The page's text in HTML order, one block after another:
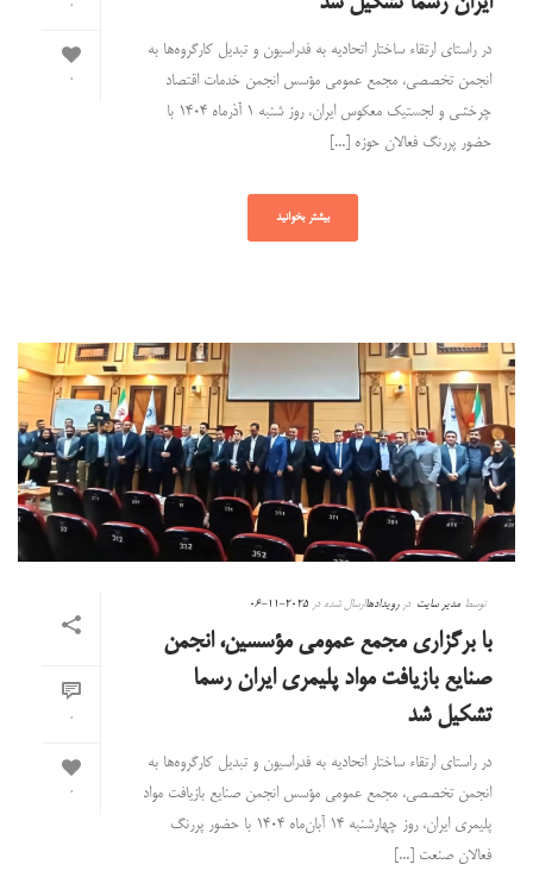
0
0
در راستای ارتقاء ساختار اتحادیه به فدراسیون و تبدیل کارگروه‌ها به
انجمن تخصصی، مجمع عمومی مؤسس انجمن خدمات اقتصاد
چرخشی و لجستیک معکوس ایران، روز شنبه ۱ آذرماه ۱۴۰۴ با
حضور پررنگ فعالان حوزه [...]
بیشتر بخوانید
0
0
توسط مدیر سایت دررویدادهاارسال شده در 2025-11-06
با برگزاری مجمع عمومی مؤسسین، انجمن
صنایع بازیافت مواد پلیمری ایران رسما
تشکیل شد
در راستای ارتقاء ساختار اتحادیه به فدراسیون و تبدیل کارگروه‌ها به
انجمن تخصصی، مجمع عمومی مؤسس انجمن صنایع بازیافت مواد
پلیمری ایران، روز چهارشنبه ۱۴ آبان‌ماه ۱۴۰۴ با حضور پررنگ
فعالان صنعت [...]